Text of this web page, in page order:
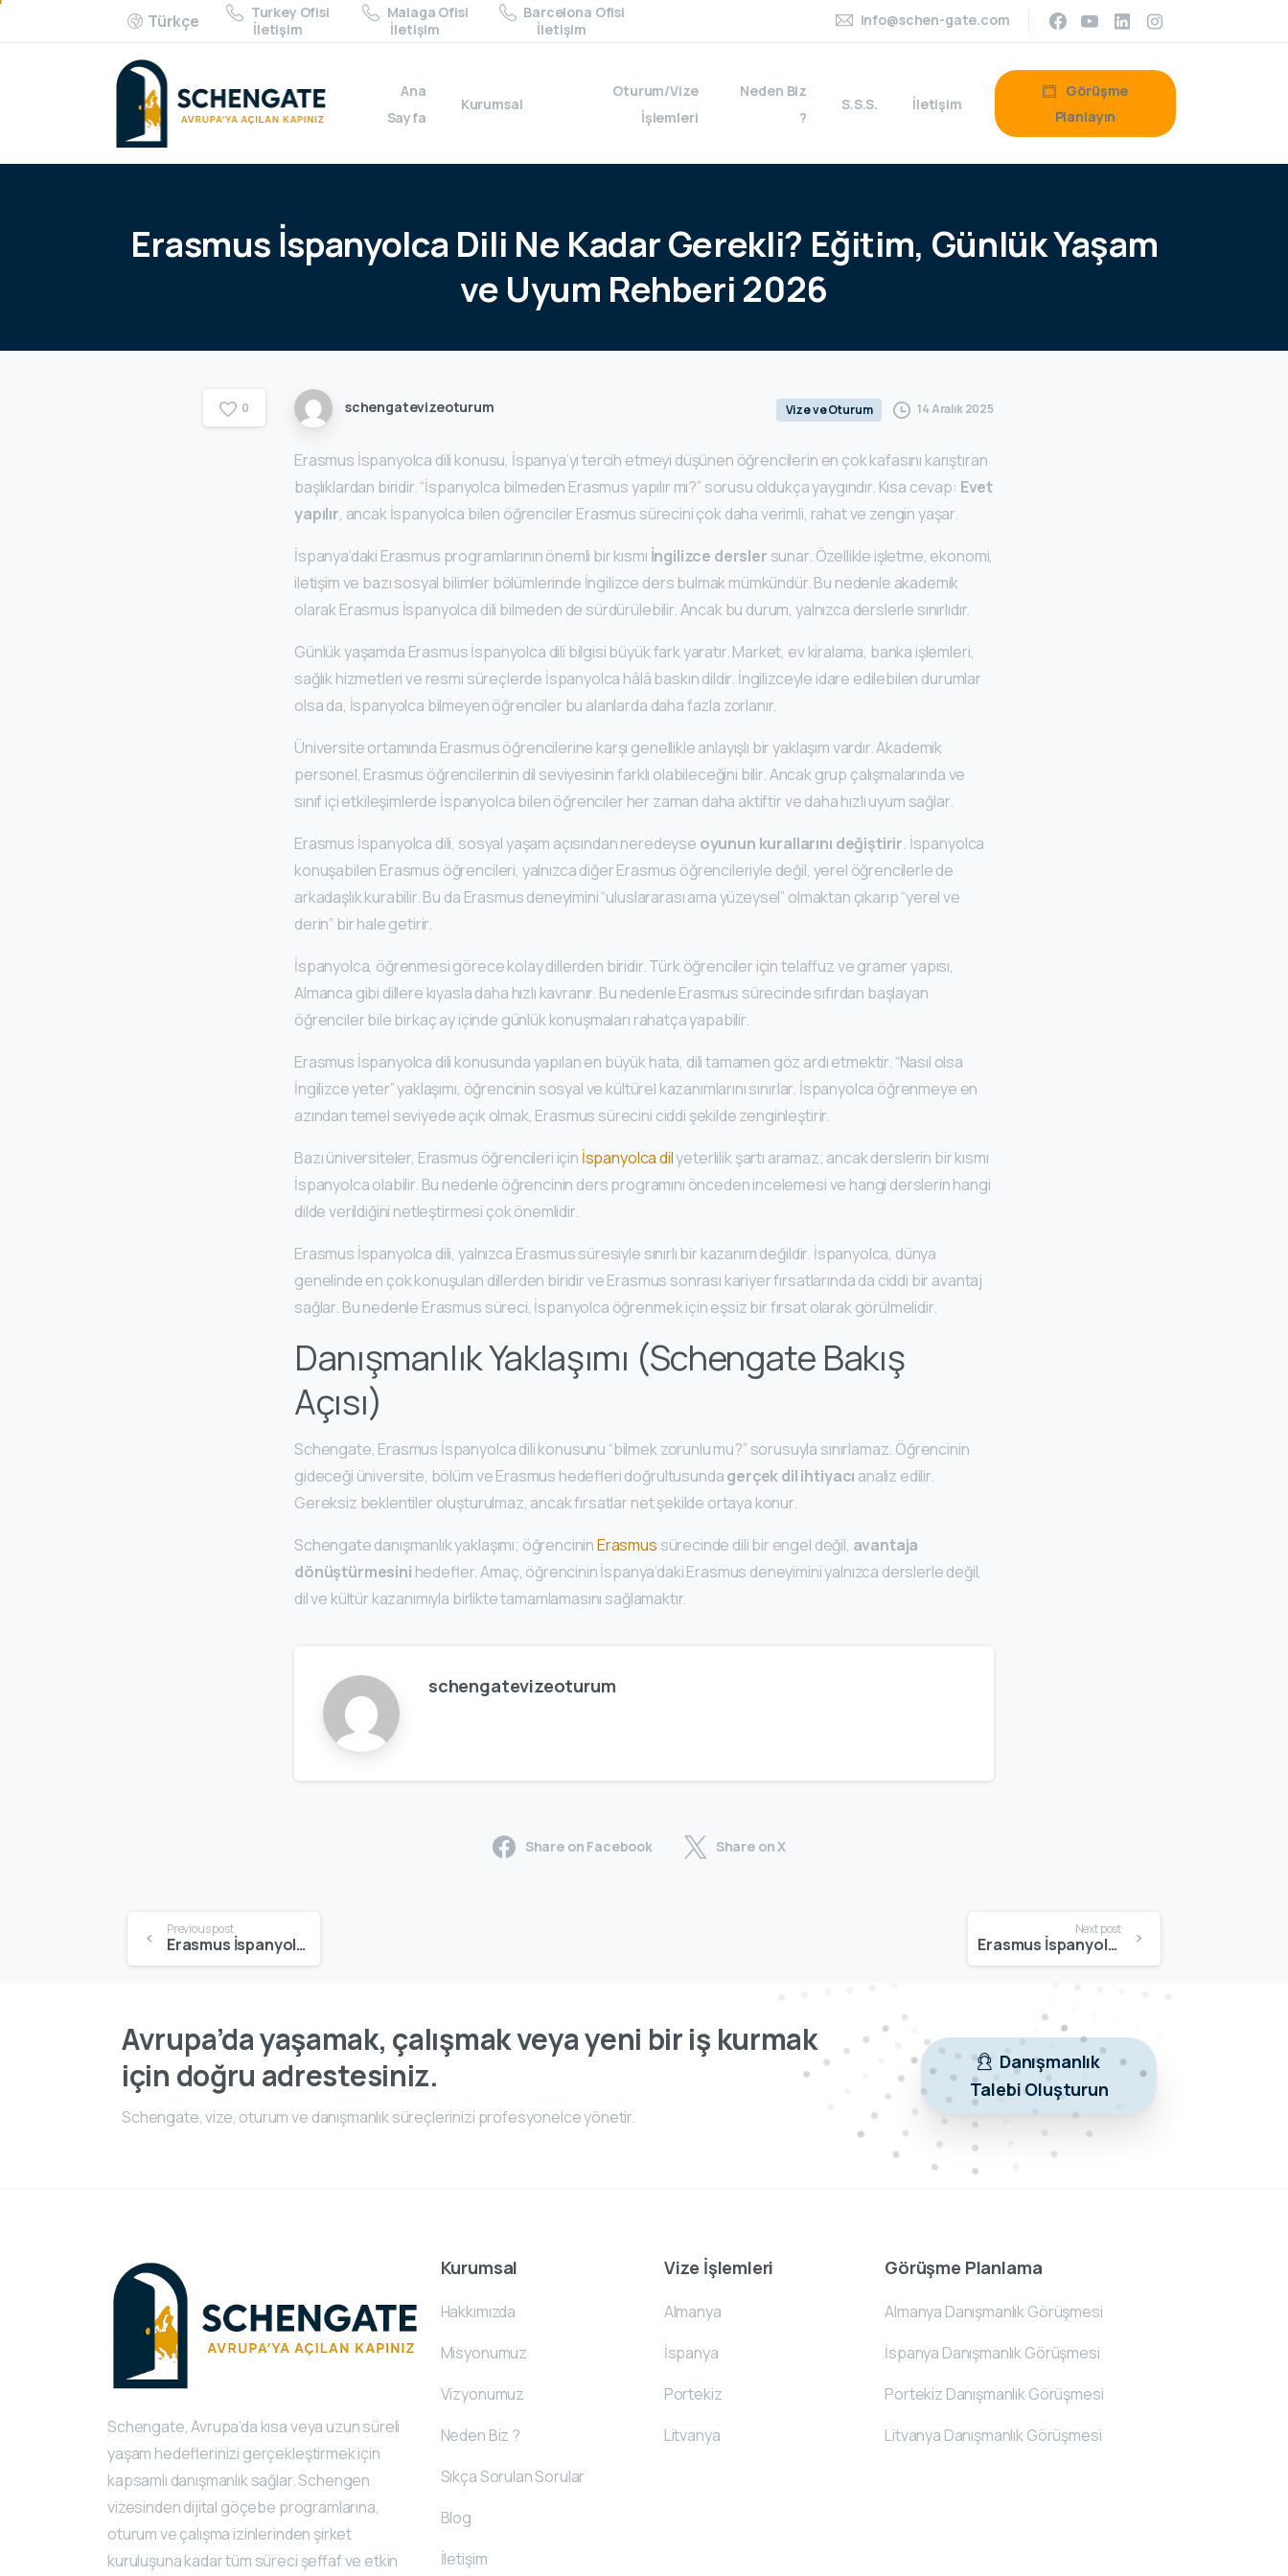
Türkçe
Turkey Ofisi
İletişim
Malaga Ofisi
İletişim
Barcelona Ofisi
İletişim
info@schen-gate.com
Ana
Sayfa
Kurumsal
Oturum/Vize
İşlemleri
Neden Biz
?
S.S.S. İletişim
Görüşme
Planlayın
Erasmus İspanyolca Dili Ne KadarGerekli? Eğitim, GünlükYaşam
ve Uyum Rehberi 2026
0 schengatevizeoturum Vize ve Oturum 14 Aralık 2025
Erasmus İspanyolca dili konusu, İspanya’yı tercih etmeyi düşünen öğrencilerin en çok kafasını karıştıran
başlıklardan biridir. “İspanyolca bilmeden Erasmus yapılır mı?” sorusu oldukça yaygındır. Kısa cevap: Evet
yapılır, ancak İspanyolca bilen öğrenciler Erasmus sürecini çok daha verimli, rahat ve zengin yaşar.
İspanya’daki Erasmus programlarının önemli bir kısmı İngilizce dersler sunar. Özellikle işletme, ekonomi,
iletişim ve bazı sosyal bilimler bölümlerinde İngilizce ders bulmak mümkündür. Bu nedenle akademik
olarak Erasmus İspanyolca dili bilmeden de sürdürülebilir. Ancak bu durum, yalnızca derslerle sınırlıdır.
Günlük yaşamda Erasmus İspanyolca dili bilgisi büyük fark yaratır. Market, ev kiralama, banka işlemleri,
sağlık hizmetleri ve resmi süreçlerde İspanyolca hâlâ baskın dildir. İngilizceyle idare edilebilen durumlar
olsa da, İspanyolca bilmeyen öğrenciler bu alanlarda daha fazla zorlanır.
Üniversite ortamında Erasmus öğrencilerine karşı genellikle anlayışlı bir yaklaşım vardır. Akademik
personel, Erasmus öğrencilerinin dil seviyesinin farklı olabileceğini bilir. Ancak grup çalışmalarında ve
sınıf içi etkileşimlerde İspanyolca bilen öğrenciler her zaman daha aktiftir ve daha hızlı uyum sağlar.
Erasmus İspanyolca dili, sosyal yaşam açısından neredeyse oyunun kurallarını değiştirir. İspanyolca
konuşabilen Erasmus öğrencileri, yalnızca diğer Erasmus öğrencileriyle değil, yerel öğrencilerle de
arkadaşlık kurabilir. Bu da Erasmus deneyimini “uluslararası ama yüzeysel” olmaktan çıkarıp “yerel ve
derin” bir hale getirir.
İspanyolca, öğrenmesi görece kolay dillerden biridir. Türk öğrenciler için telaffuz ve gramer yapısı,
Almanca gibi dillere kıyasla daha hızlı kavranır. Bu nedenle Erasmus sürecinde sıfırdan başlayan
öğrenciler bile birkaç ay içinde günlük konuşmaları rahatça yapabilir.
Erasmus İspanyolca dili konusunda yapılan en büyük hata, dili tamamen göz ardı etmektir. “Nasıl olsa
İngilizce yeter” yaklaşımı, öğrencinin sosyal ve kültürel kazanımlarını sınırlar. İspanyolca öğrenmeye en
azından temel seviyede açık olmak, Erasmus sürecini ciddi şekilde zenginleştirir.
Bazı üniversiteler, Erasmus öğrencileri için İspanyolca dilyeterlilik şartı aramaz; ancak derslerin bir kısmı
İspanyolca olabilir. Bu nedenle öğrencinin ders programını önceden incelemesi ve hangi derslerin hangi
dilde verildiğini netleştirmesi çok önemlidir.
Erasmus İspanyolca dili, yalnızca Erasmus süresiyle sınırlı bir kazanım değildir. İspanyolca, dünya
genelinde en çok konuşulan dillerden biridir ve Erasmus sonrası kariyer fırsatlarında da ciddi bir avantaj
sağlar. Bu nedenle Erasmus süreci, İspanyolca öğrenmek için eşsiz bir fırsat olarak görülmelidir.
Danışmanlık Yaklaşımı (Schengate Bakış
Açısı)
Schengate, Erasmus İspanyolca dili konusunu “bilmek zorunlu mu?” sorusuyla sınırlamaz. Öğrencinin
gideceği üniversite, bölüm ve Erasmus hedefleri doğrultusundagerçek dil ihtiyacı analiz edilir.
Gereksiz beklentiler oluşturulmaz, ancak fırsatlar net şekilde ortaya konur.
Schengate danışmanlık yaklaşımı; öğrencininErasmus sürecinde dili bir engel değil, avantaja
dönüştürmesini hedefler. Amaç, öğrencinin İspanya’daki Erasmus deneyimini yalnızca derslerle değil,
dil ve kültür kazanımıyla birlikte tamamlamasını sağlamaktır.
schengatevizeoturum
Share on Facebook Share on X
Previous post
Erasmus İspanyolca Dil Kursu Var mı? Üniversite ve Özel Kurs Seçenekleri (2026)
Next post
Erasmus İspanyolca Dili Öğrenme Rehberi: En Hızlı ve Etkili Yöntemler (2026)
Avrupa’da yaşamak, çalışmak veya yeni bir iş kurmak
için doğru adrestesiniz.
Schengate, vize, oturum ve danışmanlık süreçlerinizi profesyonelce yönetir.
Danışmanlık
Talebi Oluşturun
Schengate, Avrupa’da kısa veya uzun süreli
yaşam hedeflerinizi gerçekleştirmek için
kapsamlı danışmanlık sağlar. Schengen
vizesinden dijital göçebe programlarına,
oturum ve çalışma izinlerinden şirket
kuruluşuna kadar tüm süreci şeffaf ve etkin
Kurumsal
Hakkımızda
Misyonumuz
Vizyonumuz
Neden Biz ?
Sıkça Sorulan Sorular
Blog
İletişim
Vize İşlemleri
Almanya
İspanya
Portekiz
Litvanya
Görüşme Planlama
Almanya Danışmanlık Görüşmesi
İspanya Danışmanlık Görüşmesi
Portekiz Danışmanlık Görüşmesi
Litvanya Danışmanlık Görüşmesi